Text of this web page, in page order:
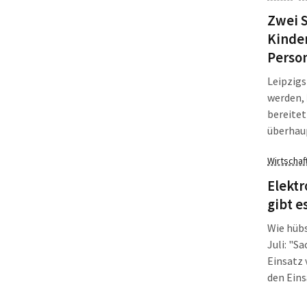
Zwei
bereitet
jetzt
gibt
Wie
Juli:
Einsatz
den